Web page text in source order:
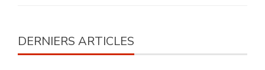
DERNIERS ARTICLES